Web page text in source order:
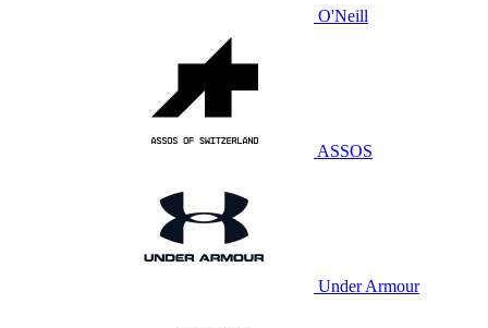
O'Neill
ASSOS
Under Armour